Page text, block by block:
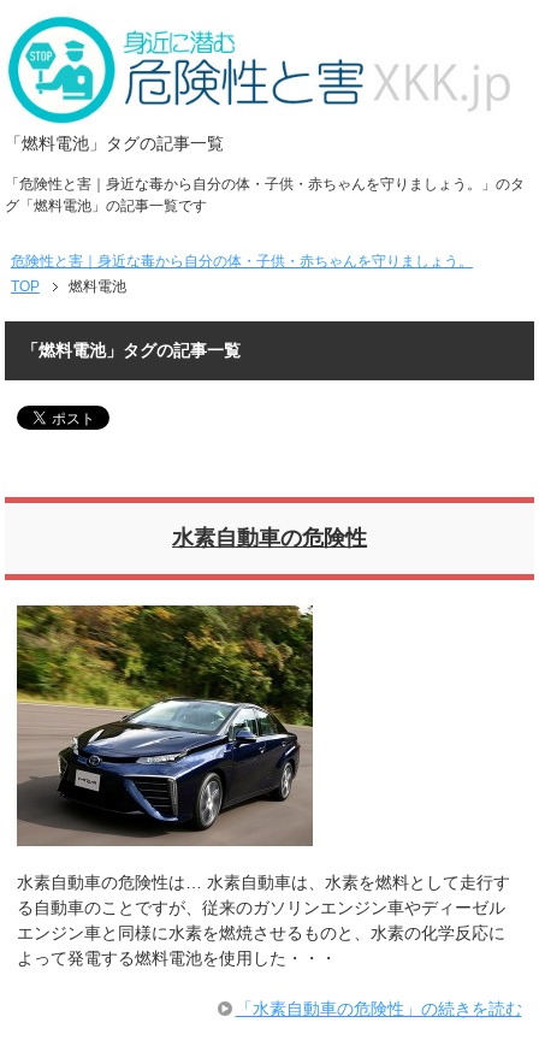
「燃料電池」タグの記事一覧
「危険性と害｜身近な毒から自分の体・子供・赤ちゃんを守りましょう。」のタ
グ「燃料電池」の記事一覧です
危険性と害｜身近な毒から自分の体・子供・赤ちゃんを守りましょう。
TOP
燃料電池
「燃料電池」タグの記事一覧
水素自動車の危険性
水素自動車の危険性は… 水素自動車は、水素を燃料として走行す
る自動車のことですが、従来のガソリンエンジン車やディーゼル
エンジン車と同様に水素を燃焼させるものと、水素の化学反応に
よって発電する燃料電池を使用した・・・
「水素自動車の危険性」の続きを読む